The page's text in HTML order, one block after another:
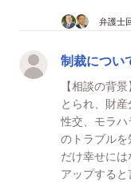
弁護士
制裁につい
【相談の背
とられ、財
性交、モラハ
のトラブル
だけ幸せに
アップする